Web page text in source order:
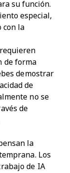
su función.
especial,
con la
de forma
demostrar
de
no se
de
la
Los
de IA